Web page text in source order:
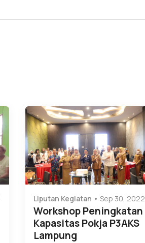
Liputan Kegiatan Sep 30, 2022
Workshop Peningkatan
Kapasitas Pokja P3AKS
Lampung